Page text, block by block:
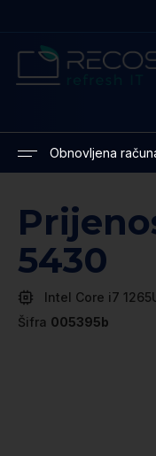
Obnovljena
5430
Intel Core i7
Šifra 005395b